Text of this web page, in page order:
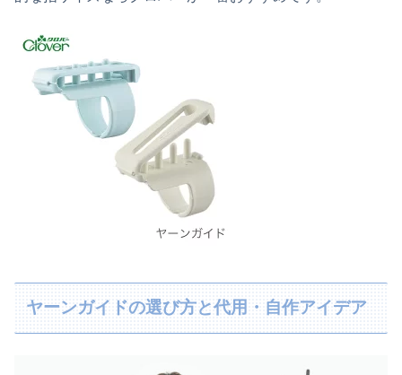
ヤーンガイドの選び方と代用・自作アイデア